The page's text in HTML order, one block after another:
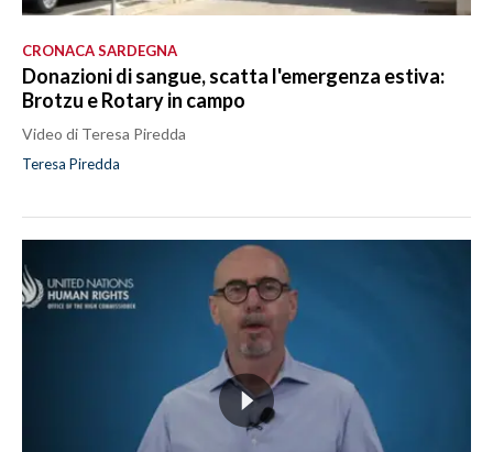
CRONACA SARDEGNA
Donazioni di sangue, scatta l'emergenza estiva:
Brotzu e Rotary in campo
Video di Teresa Piredda
Teresa Piredda